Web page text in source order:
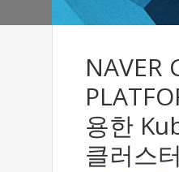
NAVER
용한
클러스